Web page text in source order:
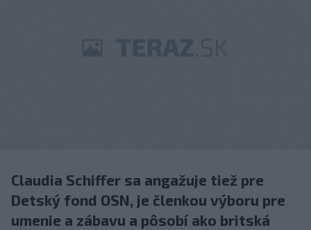
Claudia Schiffer sa angažuje tiež pre
Detský fond OSN, je členkou výboru pre
umenie a zábavu a pôsobí ako britská